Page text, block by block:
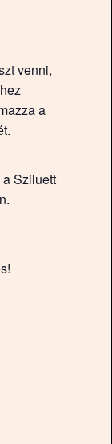
venni,
a
Sziluett